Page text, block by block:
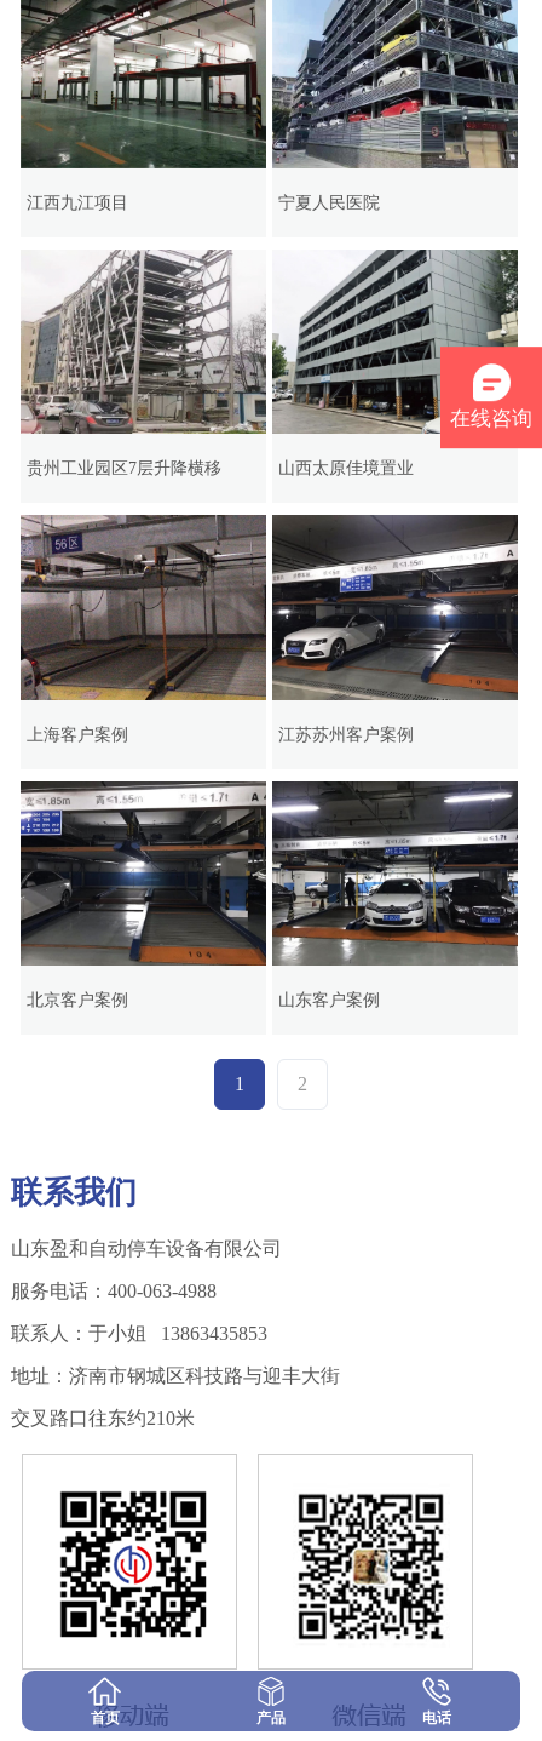
江西九江项目
贵州工业园区7层升降横移
上海客户案例
北京客户案例
宁夏人民医院
山西太原佳境置业
江苏苏州客户案例
山东客户案例
1 2
联系我们
山东盈和自动停车设备有限公司
服务电话：400-063-4988
联系人：于小姐 13863435853
地址：济南市钢城区科技路与迎丰大街
交叉路口往东约210米
首页 产品 电话
在线咨询